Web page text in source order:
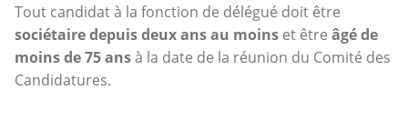
Tout candidat à la fonction de délégué doit être
sociétaire depuis deux ans au moins et être âgé de
moins de 75 ansà la date de la réunion du Comité des
Candidatures.